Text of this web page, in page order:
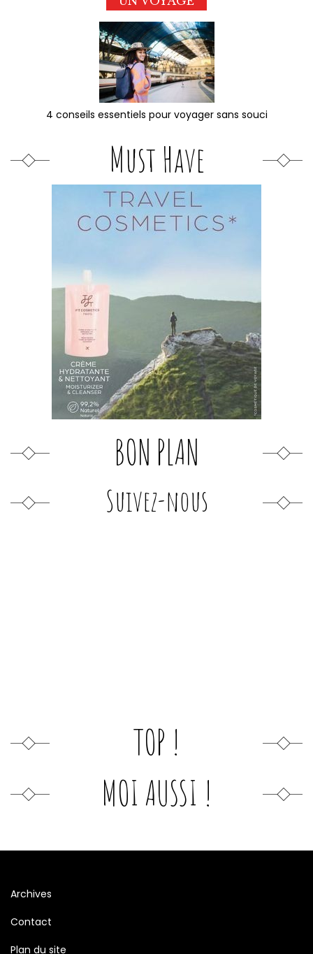
4 conseils essentiels pour voyager sans souci
Must Have
BON PLAN
Suivez-nous
TOP !
MOI AUSSI !
Archives
Contact
Plan du site